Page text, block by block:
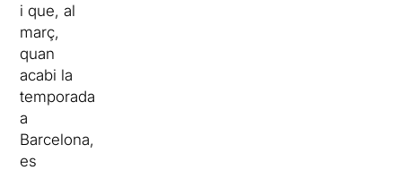
i que, al
març,
quan
acabi la
temporada
a
Barcelona,
es